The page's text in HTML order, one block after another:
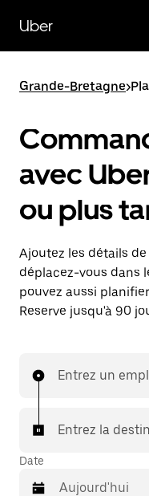
contenu
principal
Uber
Grande-Bretagne>
avec
ou plus
Ajoutez les détails
déplacez-vous dans
pouvez aussi
Reserve jusqu'à 90
Entrez un
Entrez la
Date